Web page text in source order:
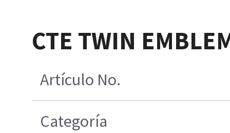
CTE TWIN
Artículo No.
Categoría